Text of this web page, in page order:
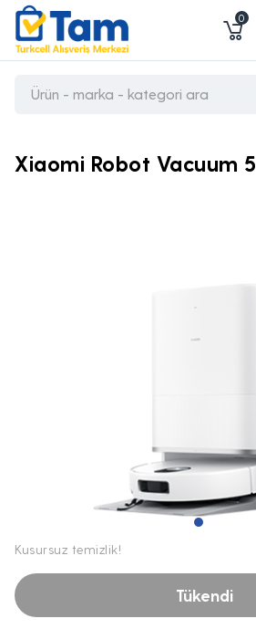
0
Xiaomi Robot Vacuum 5
Kusursuz temizlik!
Tükendi